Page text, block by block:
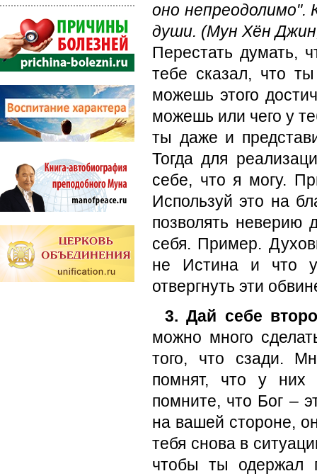
оно непреодолимо".
души. (Мун Хён
Перестать думать,
тебе сказал, что
можешь этого
можешь или чего у
ты даже и
Тогда для
себе, что я могу.
Используй это на
позволять неверию
себя. Пример.
не Истина и что
отвергнуть эти
3. Дай себе
можно много
того, что сзади.
помнят, что у них
помните, что Бог –
на вашей стороне,
тебя снова в
чтобы ты одержал